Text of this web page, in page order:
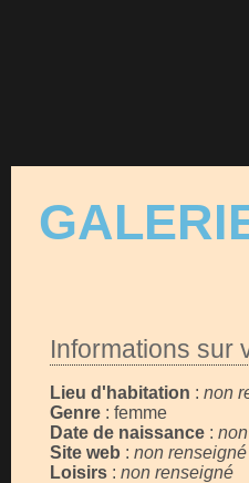
Informations sur
Lieu d'habitation : non
Genre : femme
Date de naissance :
Site web : non renseigné
Loisirs : non renseigné